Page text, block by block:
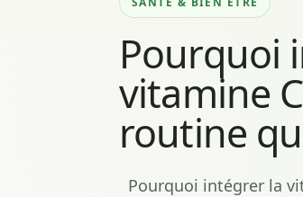
Pourquoi
vitamine
routine
Pourquoi intégrer la